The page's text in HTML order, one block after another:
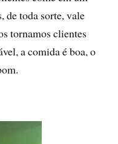
de toda sorte, vale
tornamos clientes
a comida é boa, o